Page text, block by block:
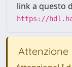
link a questo
https://
Attenzione